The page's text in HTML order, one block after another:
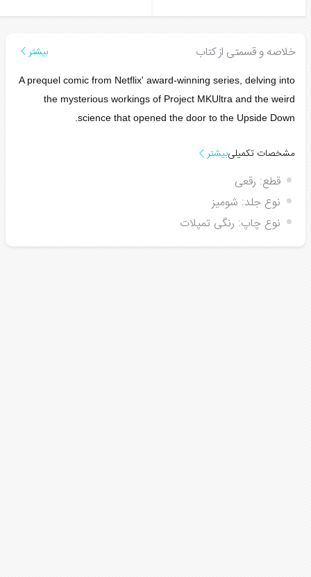
خلاصه و قسمتی از کتاب بیشتر
A prequel comic from Netflix' award-winning series, delving into
the mysterious workings of Project MKUltra and the weird
science that opened the door to the Upside Down.
مشخصات تکمیلیبیشتر
قطع: رقعی
نوع جلد: شومیز
نوع چاپ: رنگی تمپلات